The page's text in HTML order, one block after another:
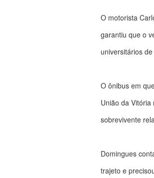
O motorista
garantiu que o
universitários
O ônibus em
União da
sobrevivente
Domingues
trajeto e